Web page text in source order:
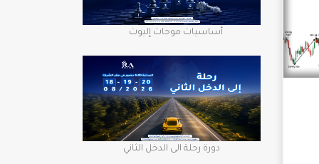
أساسيات موجات إليوت
دورة رحلة الى الدخل الثاني